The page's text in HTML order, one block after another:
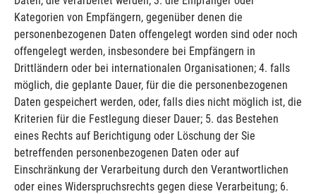
Kategorien von Empfängern, gegenüber denen die
personenbezogenen Daten offengelegt worden sind oder noch
offengelegt werden, insbesondere bei Empfängern in
Drittländern oder bei internationalen Organisationen; 4. falls
möglich, die geplante Dauer, für die die personenbezogenen
Daten gespeichert werden, oder, falls dies nicht möglich ist, die
Kriterien für die Festlegung dieser Dauer; 5. das Bestehen
eines Rechts auf Berichtigung oder Löschung der Sie
betreffenden personenbezogenen Daten oder auf
Einschränkung der Verarbeitung durch den Verantwortlichen
oder eines Widerspruchsrechts gegen diese Verarbeitung; 6.